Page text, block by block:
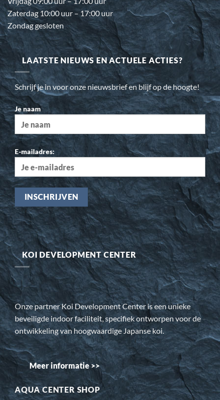
Zaterdag 10:00 uur – 17:00 uur
Zondag gesloten
LAATSTE NIEUWS EN ACTUELE ACTIES?
Schrijf je in voor onze nieuwsbrief en blijf op de hoogte!
Je naam
E-mailadres:
KOI DEVELOPMENT CENTER
Onze partner Koi Development Center is een unieke
beveiligde indoor faciliteit, specifiek ontworpen voor de
ontwikkeling van hoogwaardige Japanse koi.
Meer informatie >>
AQUA CENTER SHOP